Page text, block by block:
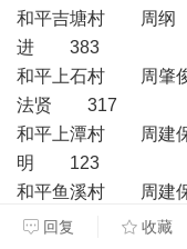
和平吉塘村
进 383
和平上石村
法贤 317
和平上潭村
明 123
和平鱼溪村
建保 44
回复 收藏